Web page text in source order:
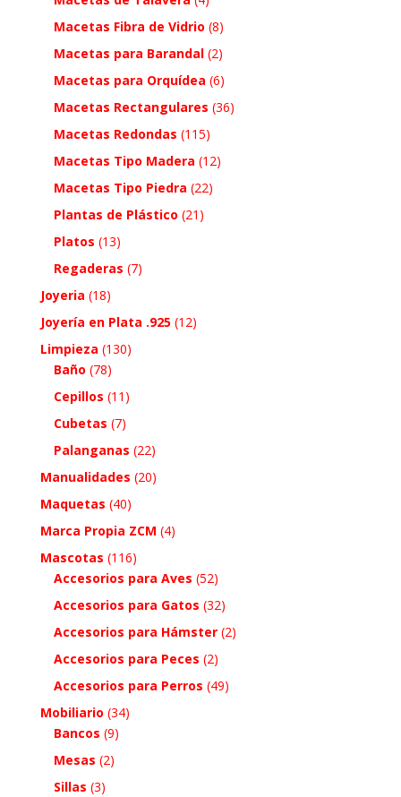
Macetas Fibra de Vidrio (8)
Macetas para Barandal (2)
Macetas para Orquídea (6)
Macetas Rectangulares (36)
Macetas Redondas (115)
Macetas Tipo Madera (12)
Macetas Tipo Piedra (22)
Plantas de Plástico (21)
Platos (13)
Regaderas (7)
Joyeria (18)
Joyería en Plata .925 (12)
Limpieza (130)
Baño (78)
Cepillos (11)
Cubetas (7)
Palanganas (22)
Manualidades (20)
Maquetas (40)
Marca Propia ZCM (4)
Mascotas (116)
Accesorios para Aves (52)
Accesorios para Gatos (32)
Accesorios para Hámster (2)
Accesorios para Peces (2)
Accesorios para Perros (49)
Mobiliario (34)
Bancos (9)
Mesas (2)
Sillas (3)